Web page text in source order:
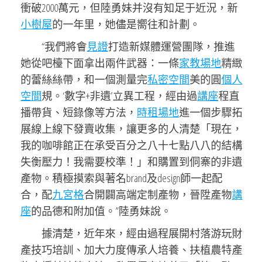
衝破2000萬元，但陸勇妹并沒有知足于近況，新
小樹屋的一年里，她儘是嚮往和計劃。
“我們將會見證打造新媒體運營團隊，推進
她從吧檯下面拿出兩件武器：一條家教場地精緻
的蕾絲絲帶，和一個測量完私密空間美的圓個人
空間規。‘數字+非遺’立異工程，經由過講座程直
播帶貨、短錄像等方法， 時租場地進一個步驟拓
展線上線下發賣收集，讓更多的人清楚「現在，
我的咖啡館正在承受百分之八十七點八八的結構
失衡壓力！我需要校準！」和購置到侗寨的非遺
產物。積極摸索與著名brand及design師一起配
合，配九宮格合開闢高端定制產物，晉陞產物講
座的品德和附加值。”陸勇妹說。
據清楚，近年來，經由過程展開村落游玩財
產技巧培訓、加大力度傳承人培養、扶植農特產